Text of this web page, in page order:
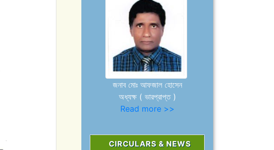
জনাব মোঃ আফজাল হোসেন
অধ্যক্ষ ( ভারপ্রাপ্ত )
Read more >>
CIRCULARS & NEWS